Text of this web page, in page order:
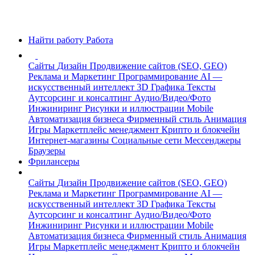
Найти работу Работа
Сайты Дизайн Продвижение сайтов (SEO, GEO)
Реклама и Маркетинг Программирование AI —
искусственный интеллект 3D Графика Тексты
Аутсорсинг и консалтинг Аудио/Видео/Фото
Инжиниринг Рисунки и иллюстрации Mobile
Автоматизация бизнеса Фирменный стиль Анимация
Игры Маркетплейс менеджмент Крипто и блокчейн
Интернет-магазины Социальные сети Мессенджеры
Браузеры
Фрилансеры
Сайты Дизайн Продвижение сайтов (SEO, GEO)
Реклама и Маркетинг Программирование AI —
искусственный интеллект 3D Графика Тексты
Аутсорсинг и консалтинг Аудио/Видео/Фото
Инжиниринг Рисунки и иллюстрации Mobile
Автоматизация бизнеса Фирменный стиль Анимация
Игры Маркетплейс менеджмент Крипто и блокчейн